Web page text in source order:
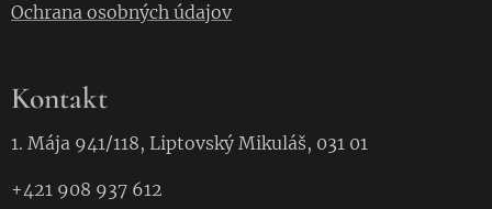
Ochrana osobných údajov
Kontakt
1. Mája 941/118, Liptovský Mikuláš, 031 01
+421 908 937 612